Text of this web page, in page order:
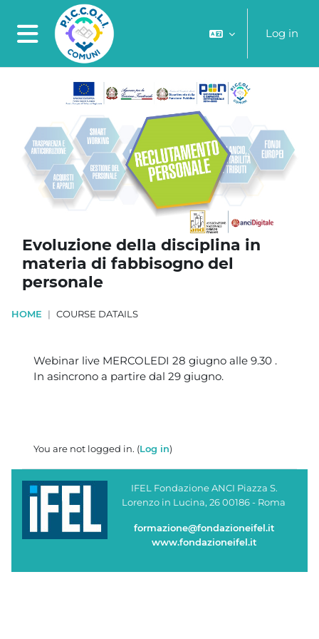
Skip to main content
Side panel
Log in
Evoluzione della disciplina in
materia di fabbisogno del
personale
HOME COURSE DATAILS
Blocks
Webinar live MERCOLEDI 28 giugno alle 9.30 .
In asincrono a partire dal 29 giugno.
You are not logged in. (Log in)
IFEL Fondazione ANCI Piazza S.
Lorenzo in Lucina, 26 00186 - Roma
formazione@fondazioneifel.it
www.fondazioneifel.it